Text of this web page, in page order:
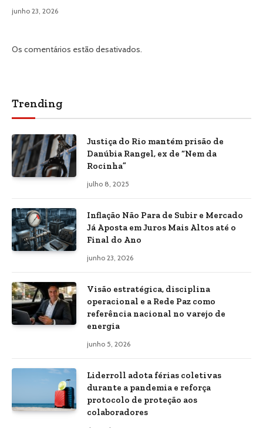
junho 23, 2026
Os comentários estão desativados.
Trending
Justiça do Rio mantém prisão de
Danúbia Rangel, ex de “Nem da
Rocinha”
julho 8, 2025
Inflação Não Para de Subir e Mercado
Já Aposta em Juros Mais Altos até o
Final do Ano
junho 23, 2026
Visão estratégica, disciplina
operacional e a Rede Paz como
referência nacional no varejo de
energia
junho 5, 2026
Liderroll adota férias coletivas
durante a pandemia e reforça
protocolo de proteção aos
colaboradores